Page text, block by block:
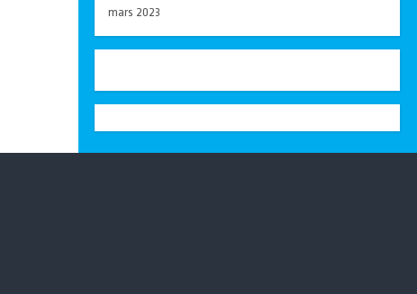
mars 2023